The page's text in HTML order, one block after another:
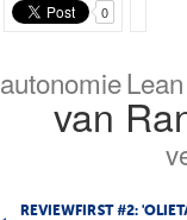
0
autonomieLean
van
REVIEWFIRST #2: